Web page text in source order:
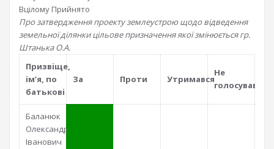
Вцілому Прийнято
Про затвердження проекту землеустрою щодо відведення
земельної ділянки цільове призначення якої змінюється гр.
Штанька О.А.
Призвiще,
iм’я, по
батьковi
За Проти Утримався
Не
голосував
Баланюк
Олександр
Іванович